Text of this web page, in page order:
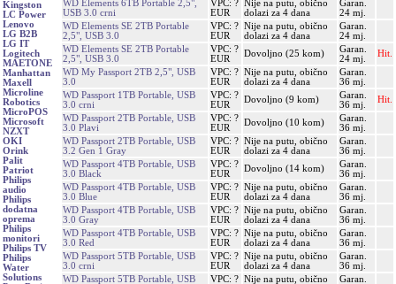
Kingston
LC Power
Lenovo
LG B2B
LG IT
Logitech
MAETONE
Manhattan
Maxell
Microline
Robotics
MicroPOS
Microsoft
NZXT
OKI
Orink
Palit
Patriot
Philips
audio
Philips
dodatna
oprema
Philips
monitori
Philips TV
Philips
Water
Solutions
WD Elements 6TB Portable 2,5",
USB 3.0 crni
VPC: ?
EUR
Nije na putu, obično
dolazi za 4 dana
Garan.
24 mj.
WD Elements SE 2TB Portable
2,5", USB 3.0
VPC: ?
EUR
Nije na putu, obično
dolazi za 4 dana
Garan.
24 mj.
WD Elements SE 2TB Portable
2,5", USB 3.0
VPC: ?
EUR
Dovoljno (25 kom)
Garan.
24 mj.
Hit.
WD My Passport 2TB 2,5", USB
3.0
VPC: ?
EUR
Nije na putu, obično
dolazi za 4 dana
Garan.
36 mj.
WD Passport 1TB Portable, USB
3.0 crni
VPC: ?
EUR
Dovoljno (9 kom)
Garan.
36 mj.
Hit.
WD Passport 2TB Portable, USB
3.0 Plavi
VPC: ?
EUR
Dovoljno (10 kom)
Garan.
36 mj.
WD Passport 2TB Portable, USB
3.2 Gen 1 Gray
VPC: ?
EUR
Nije na putu, obično
dolazi za 4 dana
Garan.
36 mj.
WD Passport 4TB Portable, USB
3.0 Black
VPC: ?
EUR
Dovoljno (14 kom)
Garan.
36 mj.
WD Passport 4TB Portable, USB
3.0 Blue
VPC: ?
EUR
Nije na putu, obično
dolazi za 4 dana
Garan.
36 mj.
WD Passport 4TB Portable, USB
3.0 Gray
VPC: ?
EUR
Nije na putu, obično
dolazi za 4 dana
Garan.
36 mj.
WD Passport 4TB Portable, USB
3.0 Red
VPC: ?
EUR
Nije na putu, obično
dolazi za 4 dana
Garan.
36 mj.
WD Passport 5TB Portable, USB
3.0 crni
VPC: ?
EUR
Nije na putu, obično
dolazi za 4 dana
Garan.
36 mj.
WD Passport 5TB Portable, USB
VPC: ? Nije na putu, obično
Garan.